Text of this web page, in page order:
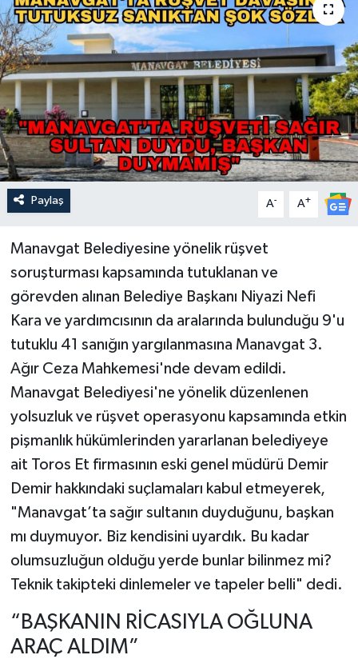
Paylaş A- A+
Manavgat Belediyesine yönelik rüşvet
soruşturması kapsamında tutuklanan ve
görevden alınan Belediye Başkanı Niyazi Nefi
Kara ve yardımcısının da aralarında bulunduğu 9'u
tutuklu 41 sanığın yargılanmasına Manavgat 3.
Ağır Ceza Mahkemesi'nde devam edildi.
Manavgat Belediyesi'ne yönelik düzenlenen
yolsuzluk ve rüşvet operasyonu kapsamında etkin
pişmanlık hükümlerinden yararlanan belediyeye
ait Toros Et firmasının eski genel müdürü Demir
Demir hakkındaki suçlamaları kabul etmeyerek,
"Manavgat’ta sağır sultanın duyduğunu, başkan
mı duymuyor. Biz kendisini uyardık. Bu kadar
olumsuzluğun olduğu yerde bunlar bilinmez mi?
Teknik takipteki dinlemeler ve tapeler belli" dedi.
“BAŞKANIN RİCASIYLA OĞLUNA
ARAÇ ALDIM”
Sağlık & Yaşam
Siyaset
Spor